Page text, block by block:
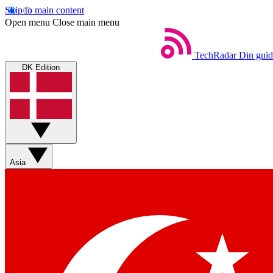
Skip to main content
Open menu Close main menu
TechRadar Din
DK Edition
Asia